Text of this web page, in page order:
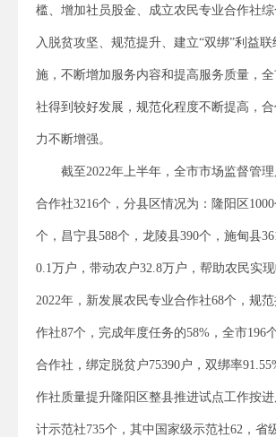
槛、增加社员股金、成立农民专业合作社
入脱贫攻坚、规范提升、建立“双绑”利益
施，不断增加服务内容和提高服务质量，
社得到较好发展，规范化程度不断提高，
力不断增强。
截至2022年上半年，全市市场监督管
合作社3216个，分县区情况为：隆阳区
个，昌宁县588个，龙陵县390个，施甸县
0.1万户，带动农户32.8万户，帮助农民实现
2022年，新发展农民专业合作社68个，规
作社87个，完成年度任务的58%，全市196
合作社，绑定脱贫户75390户，双绑率
作社质量提升隆阳区整县推进试点工作按
计示范社735个，其中国家级示范社62，省